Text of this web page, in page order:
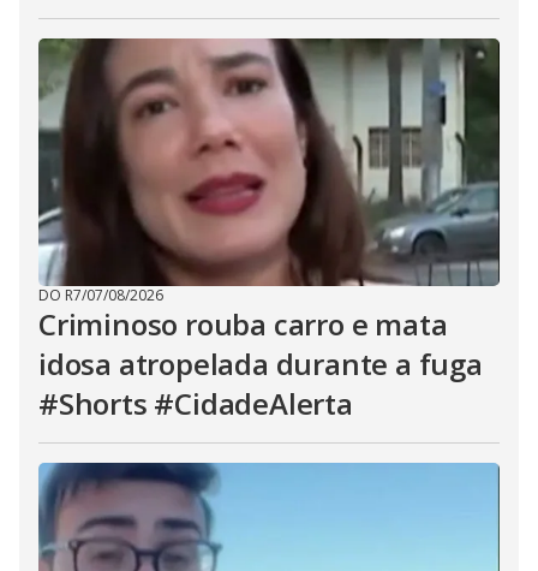
DO R7/07/08/2026
Criminoso rouba carro e mata
idosa atropelada durante a fuga
#Shorts #CidadeAlerta